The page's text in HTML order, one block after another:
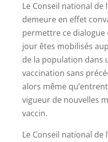
Le Conseil national de
demeure en effet
permettre ce
jour êtes mobilisés
de la population dans
vaccination sans
alors même
vigueur de nouvelles
vaccin.
Le Conseil national de